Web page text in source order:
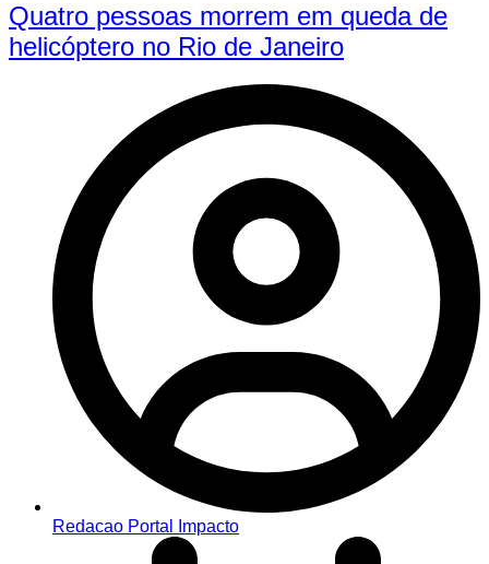
Quatro pessoas morrem em queda de
helicóptero no Rio de Janeiro
Redacao Portal Impacto